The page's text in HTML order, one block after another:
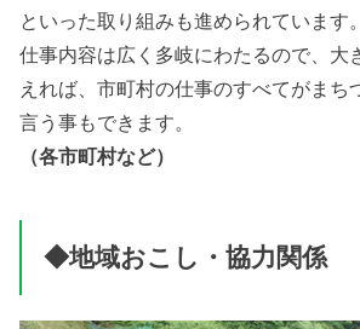
といった取り組みも進められています。
仕事内容は広く多岐にわたるので、大
えれば、市町村の仕事のすべてがまち
言う事もできます。
（各市町村など）
◆地域おこし・協力関係